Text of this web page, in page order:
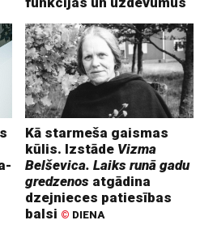
Kā starmeša gaismas
kūlis. Izstāde Vizma
Belševica. Laiks runā gadu
gredzenos atgādina
dzejnieces patiesības
balsi © DIENA